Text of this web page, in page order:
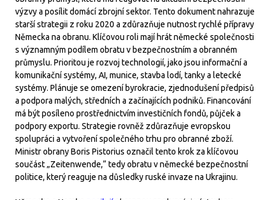
výzvy a posílit domácí zbrojní sektor. Tento dokument nahrazuje
starší strategii z roku 2020 a zdůrazňuje nutnost rychlé přípravy
Německa na obranu. Klíčovou roli mají hrát německé společnosti
s významným podílem obratu v bezpečnostním a obranném
průmyslu. Prioritou je rozvoj technologií, jako jsou informační a
komunikační systémy, AI, munice, stavba lodí, tanky a letecké
systémy. Plánuje se omezení byrokracie, zjednodušení předpisů
a podpora malých, středních a začínajících podniků. Financování
má být posíleno prostřednictvím investičních fondů, půjček a
podpory exportu. Strategie rovněž zdůrazňuje evropskou
spolupráci a vytvoření společného trhu pro obranné zboží.
Ministr obrany Boris Pistorius označil tento krok za klíčovou
součást „Zeitenwende,“ tedy obratu v německé bezpečnostní
politice, který reaguje na důsledky ruské invaze na Ukrajinu.